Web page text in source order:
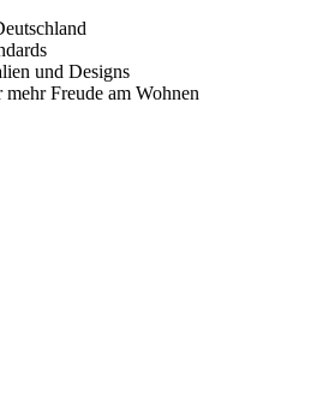
und Designs
Freude am Wohnen